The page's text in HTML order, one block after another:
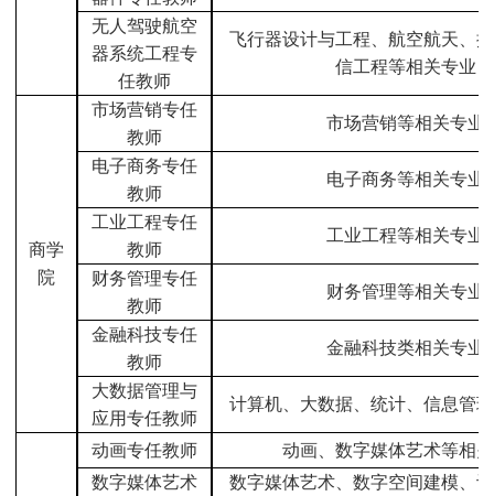
无人驾驶航空
器系统工程专
任教师
飞行器设计与工程、航空航天、
信工程等相关专业
商学
院
市场营销专任
教师
市场营销等相关专业
电子商务专任
教师
电子商务等相关专业
工业工程专任
教师
工业工程等相关专业
财务管理专任
教师
财务管理等相关专业
金融科技专任
教师
金融科技类相关专业
大数据管理与
应用专任教师
计算机、大数据、统计、信息管
动画专任教师
动画、数字媒体艺术等相
数字媒体艺术
数字媒体艺术、数字空间建模、